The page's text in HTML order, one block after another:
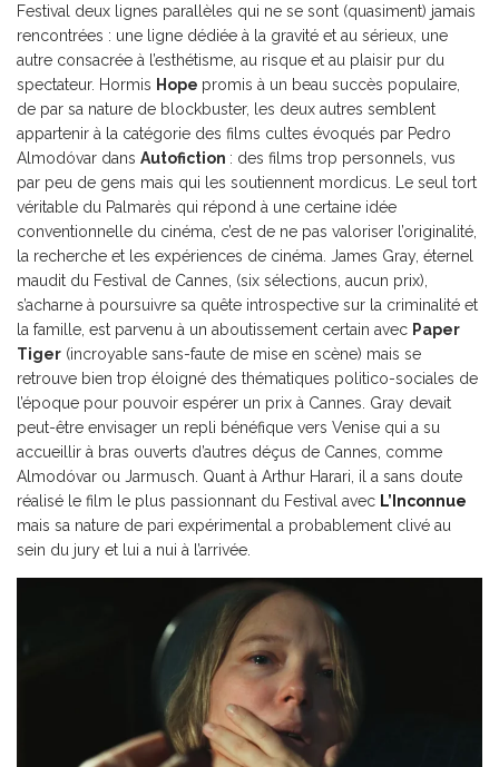
Festival deux lignes parallèles qui ne se sont (quasiment) jamais
rencontrées : une ligne dédiée à la gravité et au sérieux, une
autre consacrée à l’esthétisme, au risque et au plaisir pur du
spectateur. Hormis Hope promis à un beau succès populaire,
de par sa nature de blockbuster, les deux autres semblent
appartenir à la catégorie des films cultes évoqués par Pedro
Almodóvar dans Autofiction : des films trop personnels, vus
par peu de gens mais qui les soutiennent mordicus. Le seul tort
véritable du Palmarès qui répond à une certaine idée
conventionnelle du cinéma, c’est de ne pas valoriser l’originalité,
la recherche et les expériences de cinéma. James Gray, éternel
maudit du Festival de Cannes, (six sélections, aucun prix),
s’acharne à poursuivre sa quête introspective sur la criminalité et
la famille, est parvenu à un aboutissement certain avec Paper
Tiger (incroyable sans-faute de mise en scène) mais se
retrouve bien trop éloigné des thématiques politico-sociales de
l’époque pour pouvoir espérer un prix à Cannes. Gray devait
peut-être envisager un repli bénéfique vers Venise qui a su
accueillir à bras ouverts d’autres déçus de Cannes, comme
Almodóvar ou Jarmusch. Quant à Arthur Harari, il a sans doute
réalisé le film le plus passionnant du Festival avec L’Inconnue
mais sa nature de pari expérimental a probablement clivé au
sein du jury et lui a nui à l’arrivée.